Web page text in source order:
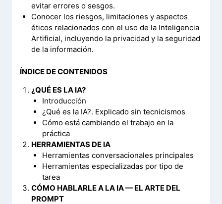
evitar errores o sesgos.
Conocer los riesgos, limitaciones y aspectos
éticos relacionados con el uso de la Inteligencia
Artificial, incluyendo la privacidad y la seguridad
de la información.
ÍNDICE DE CONTENIDOS
¿QUÉ ES LA IA?
Introducción
¿Qué es la IA?. Explicado sin tecnicismos
Cómo está cambiando el trabajo en la
práctica
HERRAMIENTAS DE IA
Herramientas conversacionales principales
Herramientas especializadas por tipo de
tarea
CÓMO HABLARLE A LA IA — EL ARTE DEL
PROMPT